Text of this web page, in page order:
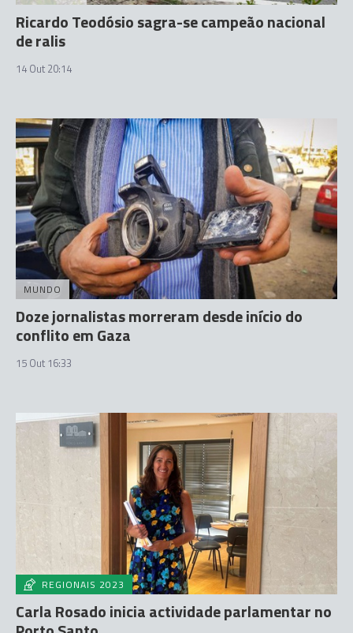
Ricardo Teodósio sagra-se campeão nacional
de ralis
14 Out 20:14
MUNDO
Doze jornalistas morreram desde início do
conflito em Gaza
15 Out 16:33
REGIONAIS 2023
Carla Rosado inicia actividade parlamentar no